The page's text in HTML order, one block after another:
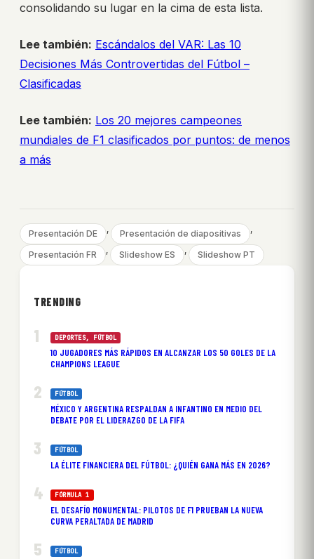
consolidando su lugar en la cima de esta lista.
Lee también: Escándalos del VAR: Las 10
Decisiones Más Controvertidas del Fútbol –
Clasificadas
Lee también: Los 20 mejores campeones
mundiales de F1 clasificados por puntos: de menos
a más
Presentación DE , Presentación de diapositivas ,
Presentación FR , Slideshow ES , Slideshow PT
TRENDING
DEPORTES, FÚTBOL
10 JUGADORES MÁS RÁPIDOS EN ALCANZAR LOS 50 GOLES DE LA
CHAMPIONS LEAGUE
FÚTBOL
MÉXICO Y ARGENTINA RESPALDAN A INFANTINO EN MEDIO DEL
DEBATE POR EL LIDERAZGO DE LA FIFA
FÚTBOL
LA ÉLITE FINANCIERA DEL FÚTBOL: ¿QUIÉN GANA MÁS EN 2026?
FÓRMULA 1
EL DESAFÍO MONUMENTAL: PILOTOS DE F1 PRUEBAN LA NUEVA
CURVA PERALTADA DE MADRID
FÚTBOL